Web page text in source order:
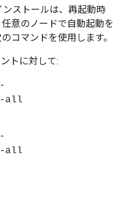
ストールは、再起動時
意のノードで自動起動を
コマンドを使用します。
トに対して:
all
all